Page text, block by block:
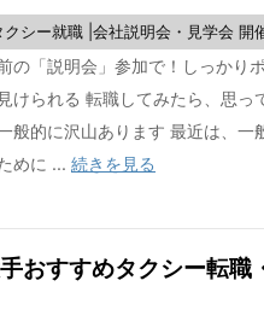
クシー就職 |会社説明会・見学会 開
の「説明会」参加で！しっかり
けられる 転職してみたら、思
般的に沢山あります 最近は、一
めに ... 続きを見る
おすすめタクシー転職